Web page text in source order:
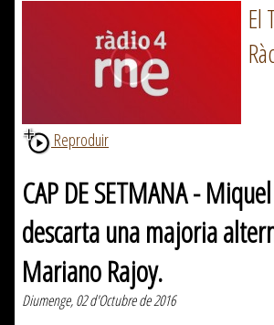
El
Reproduir
CAP DE SETMANA -
descarta una majoria
Mariano Rajoy.
Diumenge, 02 d'Octubre de 2016